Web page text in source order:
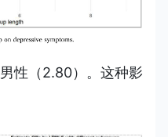
性（2.80）。这种影